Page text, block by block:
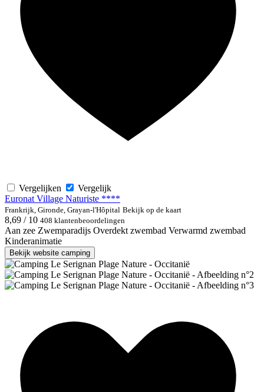
Vergelijken
Vergelijk
Euronat Village Naturiste ****
Frankrijk, Gironde, Grayan-l'Hôpital Bekijk op de kaart
8,69 / 10 408 klantenbeoordelingen
Aan zee Zwemparadijs Overdekt zwembad Verwarmd zwembad
Kinderanimatie
Bekijk website camping